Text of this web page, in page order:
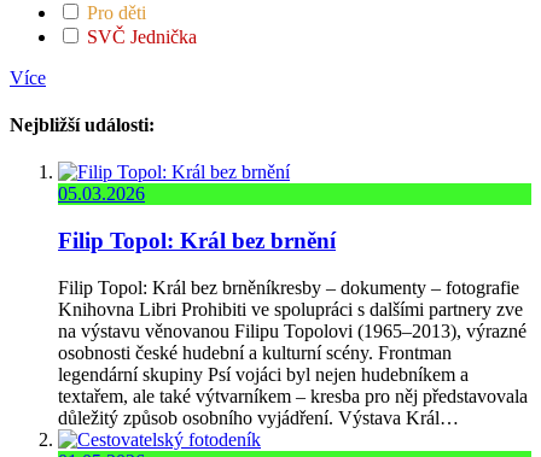
Pro děti
SVČ Jednička
Více
Nejbližší události:
05.03.2026
Filip Topol: Král bez brnění
Filip Topol: Král bez brněníkresby – dokumenty – fotografie
Knihovna Libri Prohibiti ve spolupráci s dalšími partnery zve
na výstavu věnovanou Filipu Topolovi (1965–2013), výrazné
osobnosti české hudební a kulturní scény. Frontman
legendární skupiny Psí vojáci byl nejen hudebníkem a
textařem, ale také výtvarníkem – kresba pro něj představovala
důležitý způsob osobního vyjádření. Výstava Král…